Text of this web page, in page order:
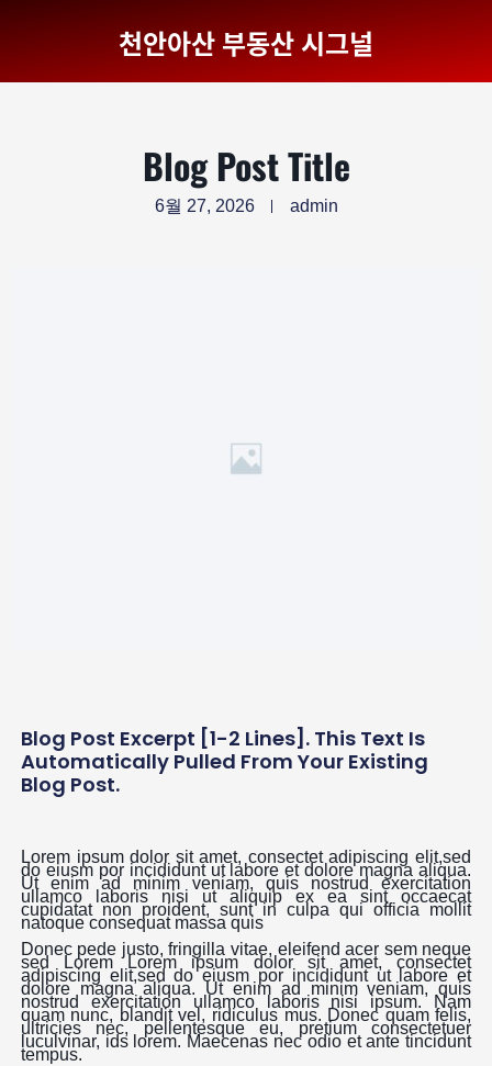
천안아산 부동산 시그널
Blog Post Title
6월 27, 2026 admin
Blog Post Excerpt [1-2 Lines]. This Text Is
Automatically Pulled From Your Existing
Blog Post.
Lorem ipsum dolor sit amet, consectet adipiscing elit,sed
do eiusm por incididunt ut labore et dolore magna aliqua.
Ut enim ad minim veniam, quis nostrud exercitation
ullamco laboris nisi ut aliquip ex ea sint occaecat
cupidatat non proident, sunt in culpa qui officia mollit
natoque consequat massa quis
Donec pede justo, fringilla vitae, eleifend acer sem neque
sed Lorem Lorem ipsum dolor sit amet, consectet
adipiscing elit,sed do eiusm por incididunt ut labore et
dolore magna aliqua. Ut enim ad minim veniam, quis
nostrud exercitation ullamco laboris nisi ipsum. Nam
quam nunc, blandit vel, ridiculus mus. Donec quam felis,
ultricies nec, pellentesque eu, pretium consectetuer
luculvinar, ids lorem. Maecenas nec odio et ante tincidunt
tempus.